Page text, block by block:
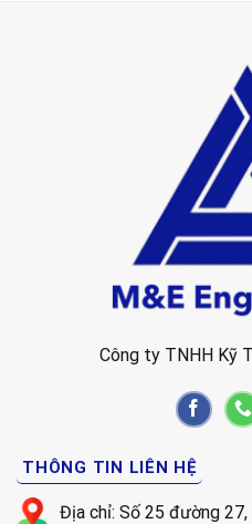
Công ty TNHH Kỹ
THÔNG TIN LIÊN HỆ
Địa chỉ: Số 25 đường